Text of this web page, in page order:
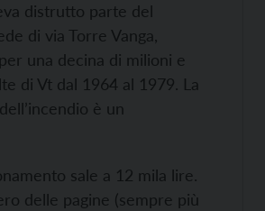
distrutto parte del
di via Torre Vanga,
una decina di milioni e
di Vt dal 1964 al 1979. La
è un
sale a 12 mila lire.
delle pagine (sempre più